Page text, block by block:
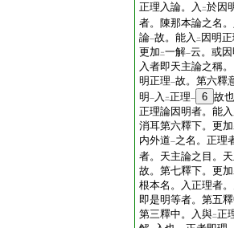
正理入論。入 二於因
者。陳那本論之名
論一故。能入 二 因明
更加 二一解一云。或
入者即天主論之稱
明正理一故。第六釋
明 一 入 二正理一 6 故
正理論因明者。能
消耳第六釋下。更加
内外道一之名。正理
者。天主論之目。
故。第七釋下。更加
根本名。入正理者
即是明等者。第五
第三釋中。入與二正